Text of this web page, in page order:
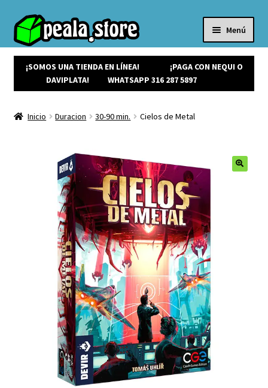
Menú
Productos
¡Ofertas!
¡NUEVOS!
Contacto
¡SOMOS UNA TIENDA EN LÍNEA!
¡PAGA CON NEQUI O
DAVIPLATA!
WHATSAPP 316 287 5897
Inicio Duracion 30-90 min. Cielos de Metal